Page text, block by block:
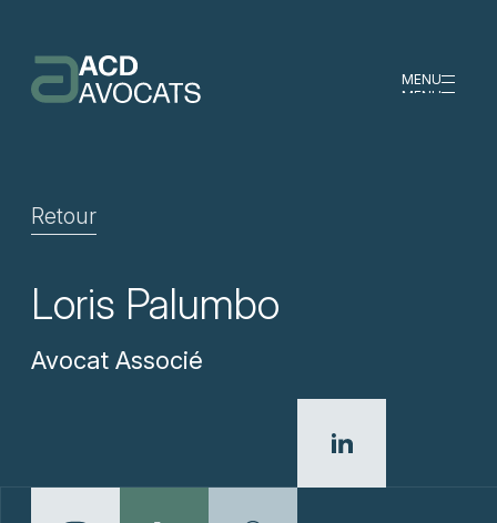
MENU
MENU
Retour
Loris Palumbo
Avocat Associé